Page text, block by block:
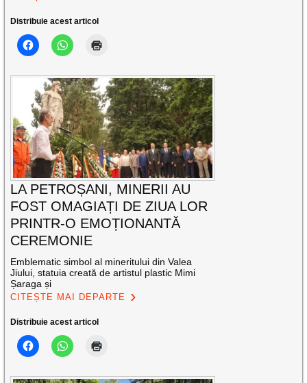
Distribuie acest articol
LA PETROȘANI, MINERII AU
FOST OMAGIAȚI DE ZIUA LOR
PRINTR-O EMOȚIONANTĂ
CEREMONIE
Emblematic simbol al mineritului din Valea
Jiului, statuia creată de artistul plastic Mimi
Șaraga și
CITEȘTE MAI DEPARTE
Distribuie acest articol